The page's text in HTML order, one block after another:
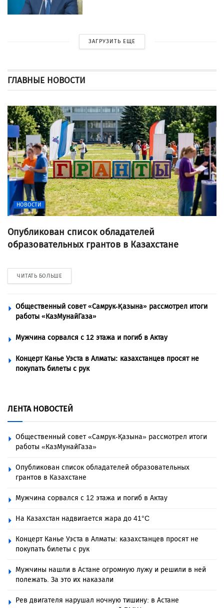
ЗАГРУЗИТЬ ЕЩЕ
ГЛАВНЫЕ НОВОСТИ
НОВОСТИ
Опубликован список обладателей
образовательных грантов в Казахстане
ЧИТАТЬ БОЛЬШЕ
Общественный совет «Самрук-Қазына» рассмотрел итоги
работы «КазМунайГаза»
Мужчина сорвался с 12 этажа и погиб в Актау
Концерт Канье Уэста в Алматы: казахстанцев просят не
покупать билеты с рук
ЛЕНТА НОВОСТЕЙ
Общественный совет «Самрук-Қазына» рассмотрел итоги
работы «КазМунайГаза»
Опубликован список обладателей образовательных
грантов в Казахстане
Мужчина сорвался с 12 этажа и погиб в Актау
На Казахстан надвигается жара до 41°C
Концерт Канье Уэста в Алматы: казахстанцев просят не
покупать билеты с рук
Мужчины нашли в Астане огромную лужу и решили в ней
полежать. За это их наказали
Рев двигателя нарушал ночную тишину: в Астане